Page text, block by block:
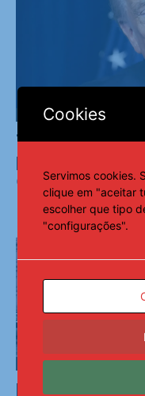
Mundo
Trump assina
por nascimento
6 de agosto de 2026
Mundo
Mobilizações
Cookies
Servimos cookies.
clique em "aceitar
escolher que tipo
"configurações".